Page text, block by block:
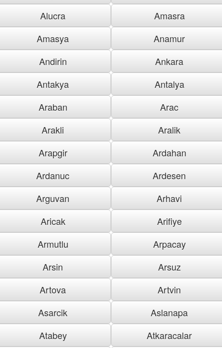
Alucra
Amasra
Amasya
Anamur
Andirin
Ankara
Antakya
Antalya
Araban
Arac
Arakli
Aralik
Arapgir
Ardahan
Ardanuc
Ardesen
Arguvan
Arhavi
Aricak
Arifiye
Armutlu
Arpacay
Arsin
Arsuz
Artova
Artvin
Asarcik
Aslanapa
Atabey
Atkaracalar